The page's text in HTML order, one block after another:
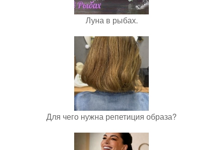
Луна в рыбах.
Для чего нужна репетиция образа?